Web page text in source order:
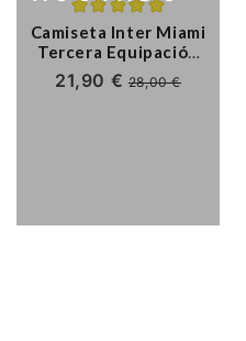
Camiseta Inter Miami
Tercera Equipación
2024/2025 Mujer
21,90 €28,00 €